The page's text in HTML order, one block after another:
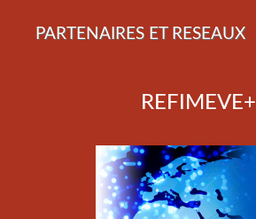
PARTENAIRES ET RESEAUX
REFIMEVE+